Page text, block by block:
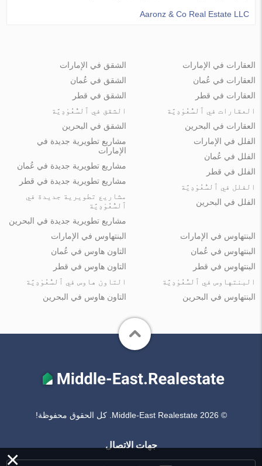
Aaronz & Co Real Estate LLC
العقارات في الإمارات
العقارات في عُمان
العقارات في قطر
العقارات في ٱلسُّعُوْدِيَّة
العقارات في البحرين
الشقق في الإمارات
الشقق في عُمان
الشقق في قطر
الشقق في ٱلسُّعُوْدِيَّة
الشقق في البحرين
الفلل في الإمارات
الفلل في عُمان
الفلل في قطر
الفلل في ٱلسُّعُوْدِيَّة
الفلل في البحرين
مشاريع تطويرية جديدة في
الإمارات
مشاريع تطويرية جديدة في عُمان
مشاريع تطويرية جديدة في قطر
مشاريع تطويرية جديدة في
ٱلسُّعُوْدِيَّة
مشاريع تطويرية جديدة في البحرين
البنتهاوس في الإمارات
البنتهاوس في عُمان
البنتهاوس في قطر
البنتهاوس في ٱلسُّعُوْدِيَّة
البنتهاوس في البحرين
البنتهاوس في الإمارات
التاون هاوس في عُمان
التاون هاوس في قطر
التاون هاوس في ٱلسُّعُوْدِيَّة
التاون هاوس في البحرين
© Middle-East Realestate 2026. كل الحقوق محفوظة!
جهات الاتصال
×